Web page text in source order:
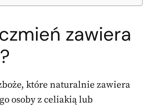
zawiera
które naturalnie zawiera
osoby z celiakią lub